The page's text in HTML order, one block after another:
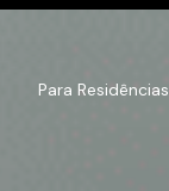
Para Residências